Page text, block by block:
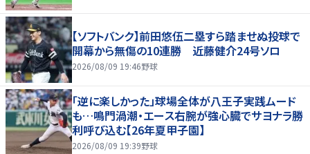
【ソフトバンク】前田悠伍二塁すら踏ませぬ投球で
開幕から無傷の10連勝 近藤健介24号ソロ
2026/08/09 19:46野球
「逆に楽しかった」球場全体が八王子実践ムード
も…鳴門渦潮・エース右腕が強心臓でサヨナラ勝
利呼び込む【26年夏甲子園】
2026/08/09 19:39野球